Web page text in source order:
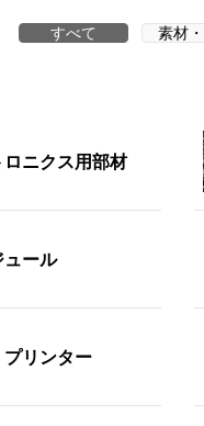
すべて 素材
ニクス用部材
ール
リンター